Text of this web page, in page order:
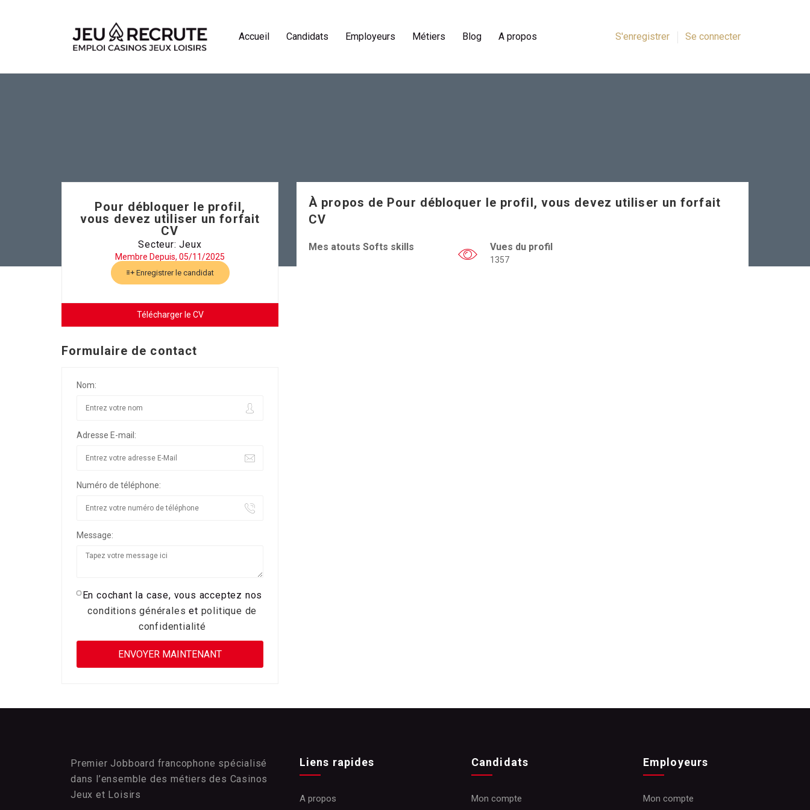
Accueil Candidats Employeurs Métiers Blog A propos S'enregistrer Se connecter
Pour débloquer le profil,
vous devez utiliser un forfait
CV
Secteur: Jeux
Membre Depuis, 05/11/2025
Enregistrer le candidat
Télécharger le CV
Formulaire de contact
Nom:
Adresse E-mail:
Numéro de téléphone:
Message:
En cochant la case, vous acceptez nos
conditions générales et politique de
confidentialité
À propos de Pour débloquer le profil, vous devez utiliser un forfait
CV
Mes atouts Softs skills Vues du profil
1357
Premier Jobboard francophone spécialisé
dans l’ensemble des métiers des Casinos
Jeux et Loisirs
Liens rapides
A propos
Candidats
Mon compte
Employeurs
Mon compte